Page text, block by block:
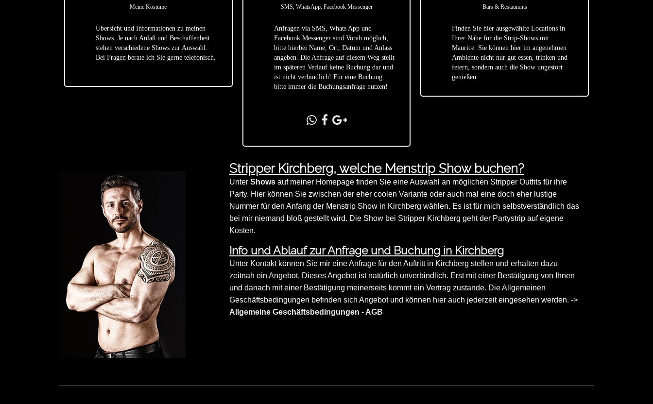
Meine Kostüme
Übersicht und Informationen zu meinen
Shows. Je nach Anlaß und Beschaffenheit
stehen verschiedene Shows zur Auswahl.
Bei Fragen berate ich Sie gerne telefonisch.
SMS, WhatsApp, Facebook Messenger
Anfragen via SMS, Whats App und
Facebook Messenger sind Vorab möglich,
bitte hierbei Name, Ort, Datum und Anlass
angeben. Die Anfrage auf diesem Weg stellt
im späteren Verlauf keine Buchung dar und
ist nicht verbindlich! Für eine Buchung
bitte immer die Buchungsanfrage nutzen!
Bars & Restaurants
Finden Sie hier ausgewählte Locations in
Ihrer Nähe für die Strip-Shows mit
Maurice. Sie können hier im angenehmen
Ambiente nicht nur gut essen, trinken und
feiern, sondern auch die Show ungestört
genießen.
Stripper Kirchberg, welche Menstrip Show buchen?
Unter Shows auf meiner Homepage finden Sie eine Auswahl an möglichen Stripper Outfits für ihre
Party. Hier können Sie zwischen der eher coolen Variante oder auch mal eine doch eher lustige
Nummer für den Anfang der Menstrip Show in Kirchberg wählen. Es ist für mich selbstverständlich das
bei mir niemand bloß gestellt wird. Die Show bei Stripper Kirchberg geht der Partystrip auf eigene
Kosten.
Info und Ablauf zur Anfrage und Buchung in Kirchberg
Unter Kontakt können Sie mir eine Anfrage für den Auftritt in Kirchberg stellen und erhalten dazu
zeitnah ein Angebot. Dieses Angebot ist natürlich unverbindlich. Erst mit einer Bestätigung von Ihnen
und danach mit einer Bestätigung meinerseits kommt ein Vertrag zustande. Die Allgemeinen
Geschäftsbedingungen befinden sich Angebot und können hier auch jederzeit eingesehen werden. ->
Allgemeine Geschäftsbedingungen - AGB